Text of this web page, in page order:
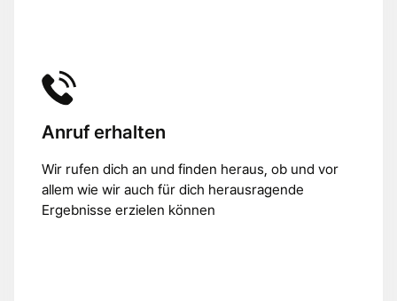
Anruf erhalten
Wir rufen dich an und finden heraus, ob und vor
allem wie wir auch für dich herausragende
Ergebnisse erzielen können